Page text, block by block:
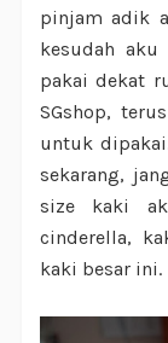
pinjam adik
kesudah
pakai dekat
SGshop,
untuk
sekarang,
size kaki
cinderella,
kaki besar ini.